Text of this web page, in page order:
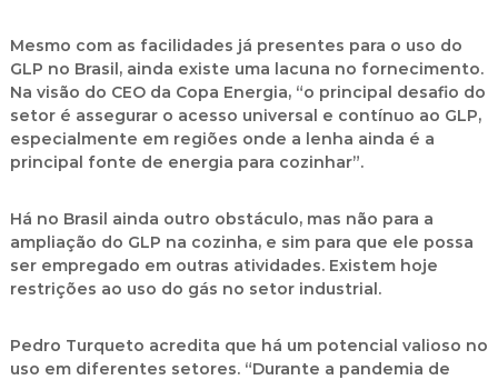
Mesmo com as facilidades já presentes para o uso do
GLP no Brasil, ainda existe uma lacuna no fornecimento.
Na visão do CEO da Copa Energia, “o principal desafio do
setor é assegurar o acesso universal e contínuo ao GLP,
especialmente em regiões onde a lenha ainda é a
principal fonte de energia para cozinhar”.
Há no Brasil ainda outro obstáculo, mas não para a
ampliação do GLP na cozinha, e sim para que ele possa
ser empregado em outras atividades. Existem hoje
restrições ao uso do gás no setor industrial.
Pedro Turqueto acredita que há um potencial valioso no
uso em diferentes setores. “Durante a pandemia de